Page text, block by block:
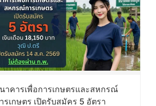
าคารเพื่อการเกษตรและสหกรณ์
รเกษตร เปิดรับสมัคร 5 อัตรา